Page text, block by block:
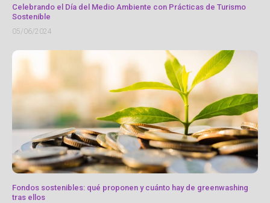
Celebrando el Día del Medio Ambiente con Prácticas de Turismo
Sostenible
05/06/2024
Fondos sostenibles: qué proponen y cuánto hay de greenwashing
tras ellos